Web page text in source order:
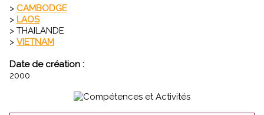
> CAMBODGE
> LAOS
> THAILANDE
> VIETNAM
Date de création :
2000